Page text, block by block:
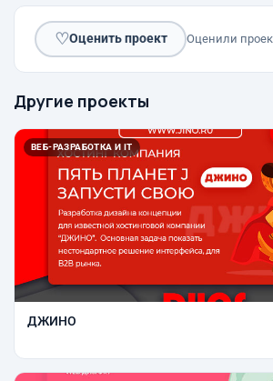
♡Оценить проект Оценили
Другие проекты
ВЕБ-РАЗРАБОТКА И IT
ДЖИНО